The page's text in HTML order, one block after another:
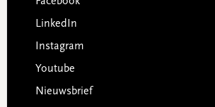
LinkedIn
Instagram
Youtube
Nieuwsbrief